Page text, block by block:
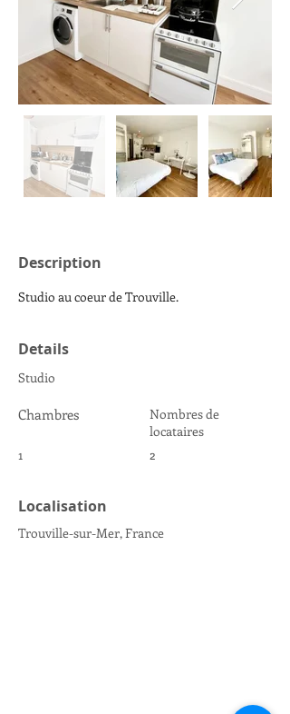
Description
Studio au coeur de Trouville.
Details
Studio
Chambres
1
Nombres de
locataires
2
Localisation
Trouville-sur-Mer, France